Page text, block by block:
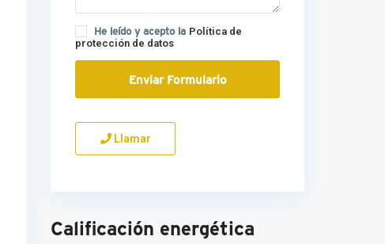
He leído y acepto la Política de
protección de datos
Llamar
Calificación energética